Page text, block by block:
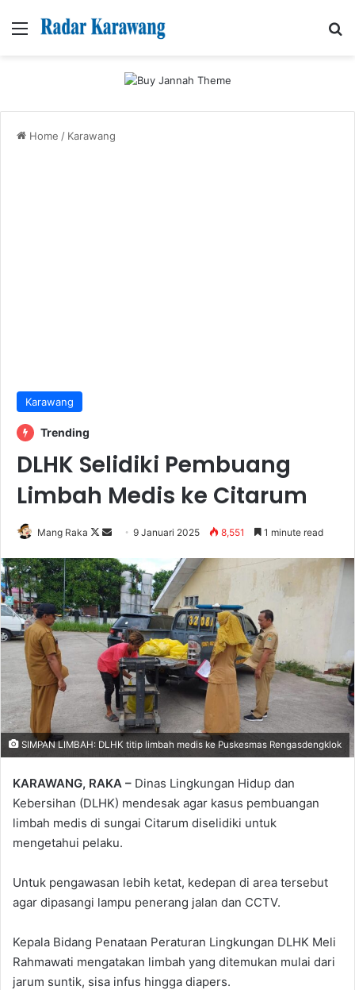
Menu
Home / Karawang
Karawang
Trending
DLHK Selidiki Pembuang
Limbah Medis ke Citarum
Mang Raka
Follow
X
Send
email
9 Januari 2025 8,551 1 minute read
SIMPAN LIMBAH: DLHK titip limbah medis ke Puskesmas Rengasdengklok
KARAWANG, RAKA – Dinas Lingkungan Hidup dan
Kebersihan (DLHK) mendesak agar kasus pembuangan
limbah medis di sungai Citarum diselidiki untuk
mengetahui pelaku.
Untuk pengawasan lebih ketat, kedepan di area tersebut
agar dipasangi lampu penerang jalan dan CCTV.
Kepala Bidang Penataan Peraturan Lingkungan DLHK Meli
Rahmawati mengatakan limbah yang ditemukan mulai dari
jarum suntik, sisa infus hingga diapers.